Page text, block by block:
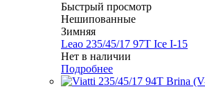
Быстрый просмотр
Нешипованные
Зимняя
Leao 235/45/17 97T Ice I-15
Нет в наличии
Подробнее